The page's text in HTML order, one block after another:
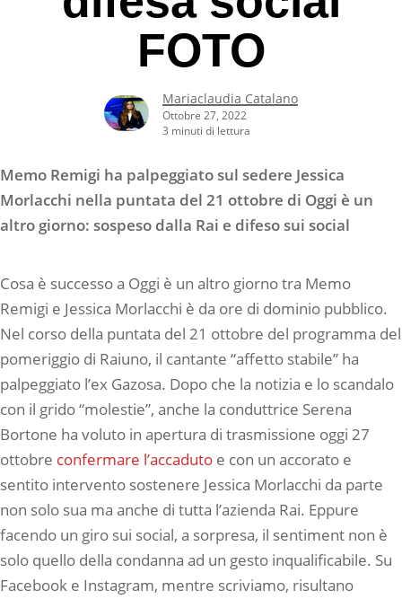
FOTO
Mariaclaudia Catalano
Ottobre 27, 2022
3 minuti di lettura
Memo Remigi ha palpeggiato sul sedere Jessica
Morlacchi nella puntata del 21 ottobre di Oggi è un
altro giorno: sospeso dalla Rai e difeso sui social
Cosa è successo a Oggi è un altro giorno tra Memo
Remigi e Jessica Morlacchi è da ore di dominio pubblico.
Nel corso della puntata del 21 ottobre del programma del
pomeriggio di Raiuno, il cantante “affetto stabile” ha
palpeggiato l’ex Gazosa. Dopo che la notizia e lo scandalo
con il grido “molestie”, anche la conduttrice Serena
Bortone ha voluto in apertura di trasmissione oggi 27
ottobre confermare l’accaduto e con un accorato e
sentito intervento sostenere Jessica Morlacchi da parte
non solo sua ma anche di tutta l’azienda Rai. Eppure
facendo un giro sui social, a sorpresa, il sentiment non è
solo quello della condanna ad un gesto inqualificabile. Su
Facebook e Instagram, mentre scriviamo, risultano